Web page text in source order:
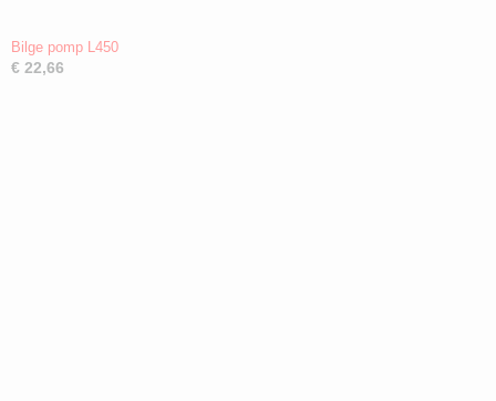
Bilge pomp L450
€ 22,66